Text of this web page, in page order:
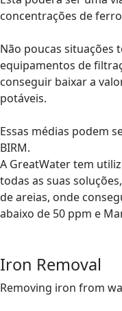
concentrações de
Não poucas situações
equipamentos de
conseguir baixar a
potáveis.
Essas médias podem
BIRM.
A GreatWater tem
todas as suas
de areias, onde
abaixo de 50 ppm e
Iron Removal
Removing iron from